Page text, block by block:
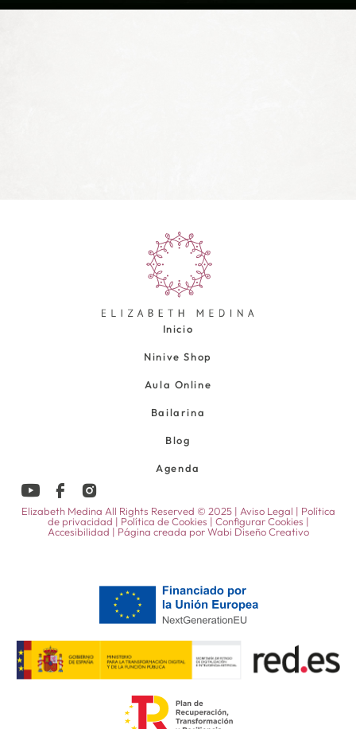
Inicio
Ninive Shop
Aula Online
Bailarina
Blog
Agenda
Elizabeth Medina All Rights Reserved © 2025 | Aviso Legal | Política
de privacidad | Política de Cookies | Configurar Cookies |
Accesibilidad | Página creada porWabi Diseño Creativo